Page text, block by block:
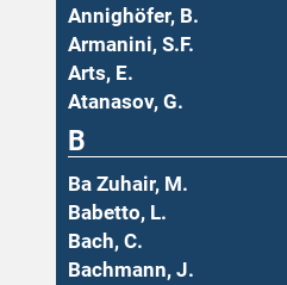
Annighöfer, B.
Armanini, S.F.
Arts, E.
Atanasov, G.
B
Ba Zuhair, M.
Babetto, L.
Bach, C.
Bachmann, J.